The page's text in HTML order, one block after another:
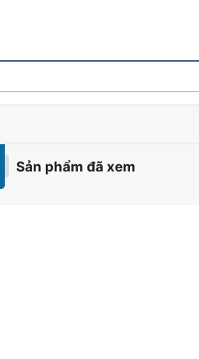
VA
Sản phẩm đã xem